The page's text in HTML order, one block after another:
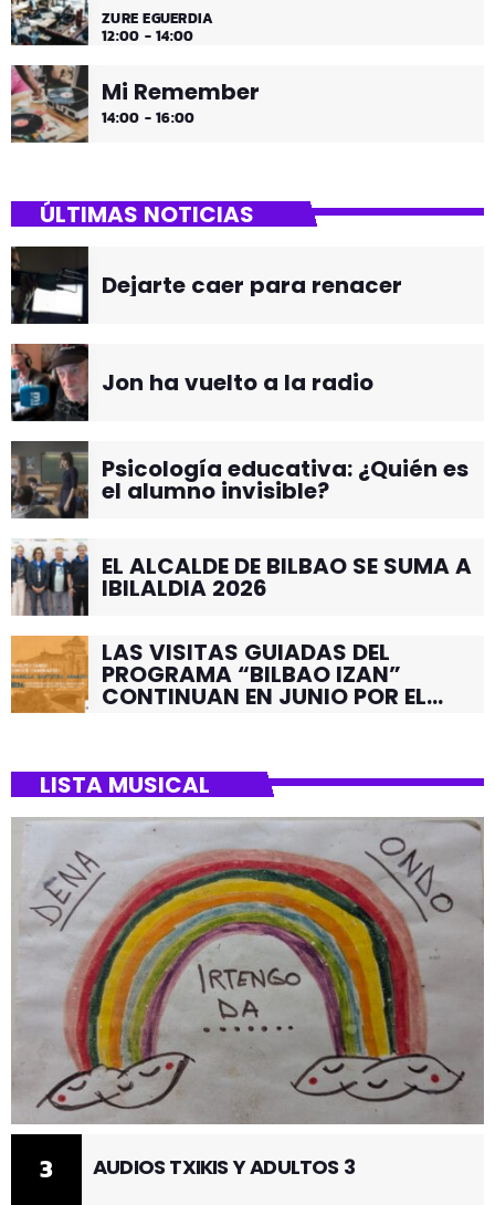
ZURE EGUERDIA
12:00 - 14:00
Mi Remember
14:00 - 16:00
ÚLTIMAS NOTICIAS
Dejarte caer para renacer
Jon ha vuelto a la radio
Psicología educativa: ¿Quién es
el alumno invisible?
EL ALCALDE DE BILBAO SE SUMA A
IBILALDIA 2026
LAS VISITAS GUIADAS DEL
PROGRAMA “BILBAO IZAN”
CONTINUAN EN JUNIO POR EL
LISTA MUSICAL
3 AUDIOS TXIKIS Y ADULTOS 3